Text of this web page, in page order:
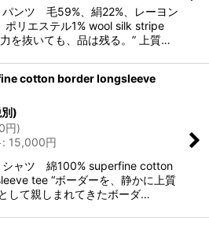
パンツ 毛59%、絹22%、レーヨン
ポリエステル1% wool silk stripe
を抜いても、品は残る。” 上質…
cotton border longsleeve
)
円)
: 15,000円
シャツ 綿100% superfine cotton
tee “ボーダーを、静かに上質
して親しまれてきたボーダ…